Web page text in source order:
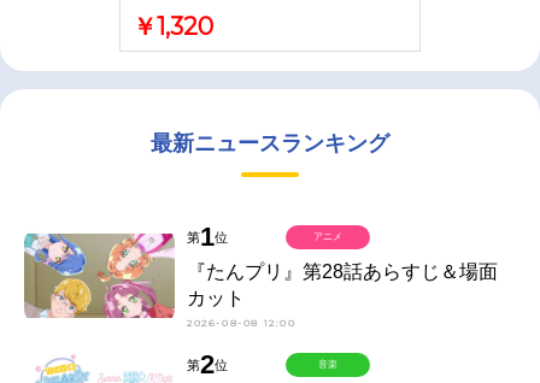
￥1,320
最新ニュースランキング
第1位
『たんプリ』第28話あらすじ＆場面
カット
2026-08-08 12:00
アニメ
第2位 音楽